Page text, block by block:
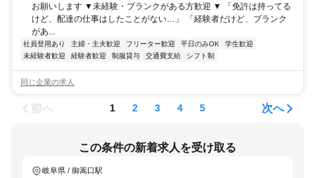
お願いします ▼未経験・ブランクがある方歓迎 ▼ 「免許は持ってる
けど、配達の仕事はしたことがない…」 「経験者だけど、ブランク
があ...
社員登用あり 主婦・主夫歓迎 フリーター歓迎 平日のみOK
学生歓迎
未経験者歓迎
経験者歓迎 制服貸与 交通費支給 シフト制
同じ企業の求人
前へ 1 2 3 4 5 次へ
この条件の新着求人を受け取る
岐阜県 / 御嵩口駅